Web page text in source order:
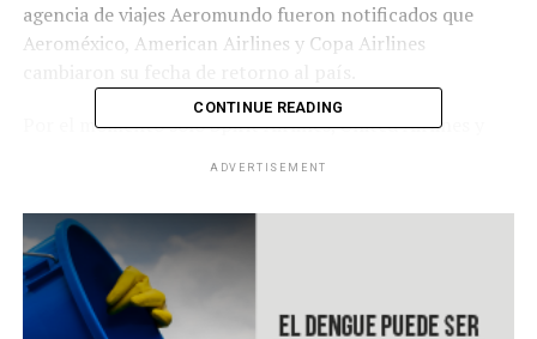
agencia de viajes Aeromundo fueron notificados que
Aeroméxico, American Airlines y Copa Airlines
Por el momento solo Spirit Airlines, United Airlines y
en cualquier momento debido a las problemáticas que
mantienen con el gobierno de Ortega. A la fecha el
Aeropuerto Augusto Sandino opera esporádicamente
vuelos chárter o humanitarios.
CONTINUE READING
ADVERTISEMENT